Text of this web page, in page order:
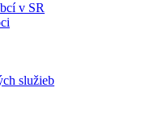
v SR
služieb